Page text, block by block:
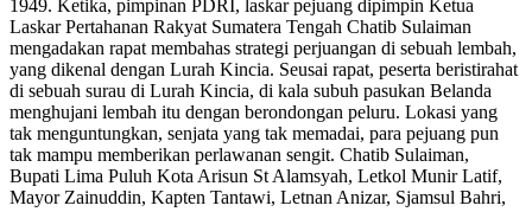
1949. Ketika, pimpinan PDRI, laskar pejuang dipimpin Ketua
Laskar Pertahanan Rakyat Sumatera Tengah Chatib Sulaiman
mengadakan rapat membahas strategi perjuangan di sebuah lembah,
yang dikenal dengan Lurah Kincia. Seusai rapat, peserta beristirahat
di sebuah surau di Lurah Kincia, di kala subuh pasukan Belanda
menghujani lembah itu dengan berondongan peluru. Lokasi yang
tak menguntungkan, senjata yang tak memadai, para pejuang pun
tak mampu memberikan perlawanan sengit. Chatib Sulaiman,
Bupati Lima Puluh Kota Arisun St Alamsyah, Letkol Munir Latif,
Mayor Zainuddin, Kapten Tantawi, Letnan Anizar, Sjamsul Bahri,